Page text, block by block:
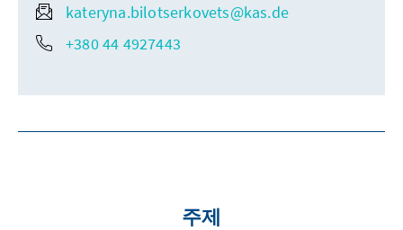
kateryna.bilotserkovets@kas.de
+380 44 4927443
주제